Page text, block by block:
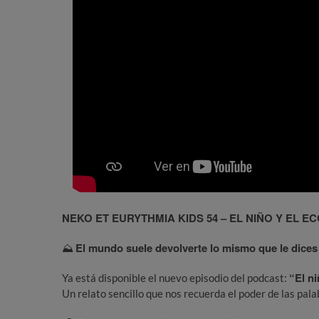
NEKO ET EURYTHMIA KIDS 54 – EL NIÑO Y EL
⛰️ El mundo suele devolverte lo mismo que le dices
Ya está disponible el nuevo episodio del podcast: “El
Un relato sencillo que nos recuerda el poder de las